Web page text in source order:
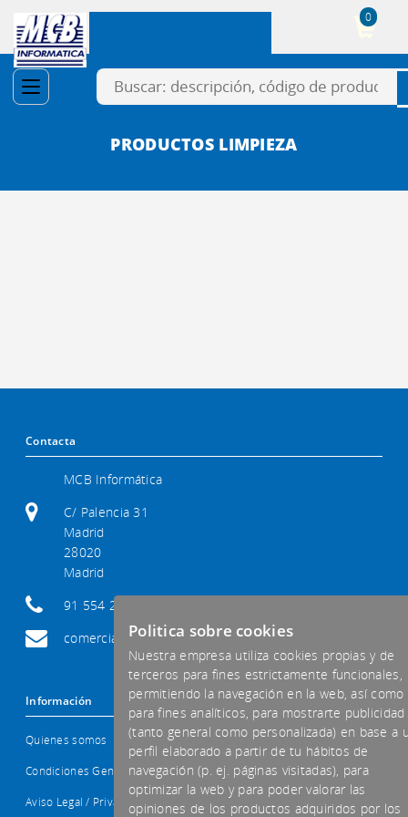
0
PRODUCTOS LIMPIEZA
Contacta
MCB Informática
C/ Palencia 31
Madrid
28020
Madrid
91 554 29 92
comercial@mcb-informatica.com
Información
Quienes somos
Condiciones Generales
Aviso Legal / Privacidad
Politica sobre cookies
Nuestra empresa utiliza cookies propias y de
terceros para fines estrictamente funcionales,
permitiendo la navegación en la web, así como
para fines analíticos, para mostrarte publicidad
(tanto general como personalizada) en base a
perfil elaborado a partir de tu hábitos de
navegación (p. ej. páginas visitadas), para
optimizar la web y para poder valorar las
opiniones de los productos adquiridos por los